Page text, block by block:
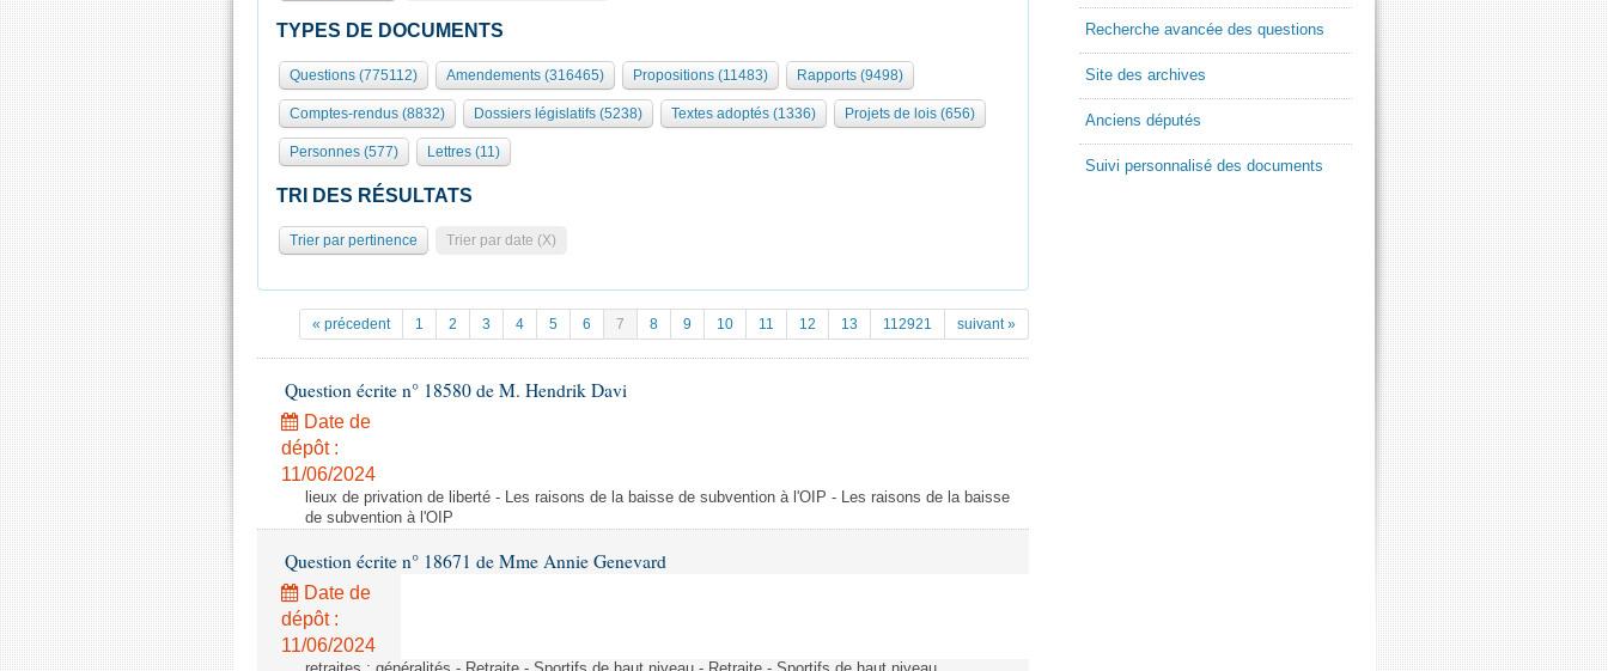
TYPES DE DOCUMENTS
Questions (775112) Amendements (316465) Propositions (11483) Rapports (9498)
Comptes-rendus (8832) Dossiers législatifs (5238) Textes adoptés (1336) Projets de lois (656)
Personnes (577) Lettres (11)
TRI DES RÉSULTATS
Trier par pertinence Trier par date (X)
« précedent 1 2 3 4 5 6 7 8 9 10 11 12 13 112921 suivant »
Question écrite n° 18580 de M. Hendrik Davi
Date de
dépôt :
11/06/2024
lieux de privation de liberté - Les raisons de la baisse de subvention à l'OIP - Les raisons de la baisse
de subvention à l'OIP
Question écrite n° 18671 de Mme Annie Genevard
Date de
dépôt :
11/06/2024
Recherche avancée des questions
Site des archives
Anciens députés
Suivi personnalisé des documents